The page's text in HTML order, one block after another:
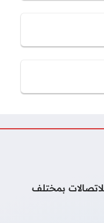
للاتصالات بمختلف